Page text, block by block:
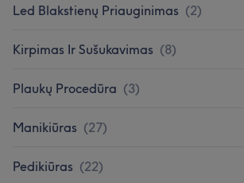
Led Blakstienų Priauginimas (2)
Kirpimas Ir Sušukavimas (8)
Plaukų Procedūra (3)
Manikiūras (27)
Pedikiūras (22)